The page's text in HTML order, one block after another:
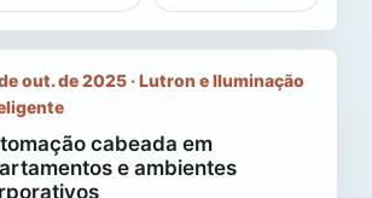
out. de 2025 · Lutron e Iluminação
cabeada em
e ambientes